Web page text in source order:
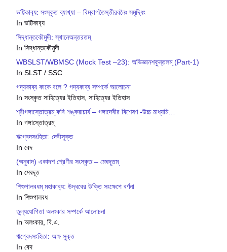
ভট্টিকাব‍্য: সংস্কৃত ব্যাখ্যা – বিম্বাগতৈস্তীরবনৈঃ সমৃদ্ধিং
In ভট্টিকাব‍্য
সিদ্ধান্তকৌমুদী: স্থানেঅন্তরতম্
In সিদ্ধান্তকৌমুদী
WBSLST/WBMSC (Mock Test –23): অভিজ্ঞানশকুন্তলম্ (Part-1)
In SLST / SSC
গদ্যকাব্য কাকে বলে ? গদ্যকাব্য সম্পর্কে আলোচনা
In সংস্কৃত সাহিত্যের ইতিহাস, সাহিত্যের ইতিহাস
শ্রীগঙ্গাস্তোত্রম্ কবি শঙ্করাচার্য – গঙ্গাদেবীর বিশেষণ -উচ্চ মাধ্যমি…
In গঙ্গাস্তোত্রম্
ঋগ্বেদসংহিতা: দেবীসূক্ত
In বেদ
(অনুবাদ) একাদশ শ্রেণীর সংস্কৃত – মেঘদূতম্
In মেঘদূত
শিশুপালবধম্ মহাকাব‍্য: উদ্ধবের উক্তি সংক্ষেপে বর্ণনা
In শিশুপালবধ
তুল্যযোগিতা অলংকার সম্পর্কে আলোচনা
In অলংকার, বি.এ.
ঋগ্বেদসংহিতা: অক্ষ সুক্ত
In বেদ